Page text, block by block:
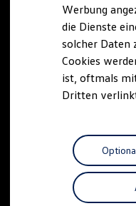
GTI
Fußball
we drive
#wedriveproud
Besitzer und Service
Software
Service und
Räder
Pannen-
Economy
Zubehör
Werbung
die Dienste
solcher Daten
Cookies
ist, oftmals
Dritten